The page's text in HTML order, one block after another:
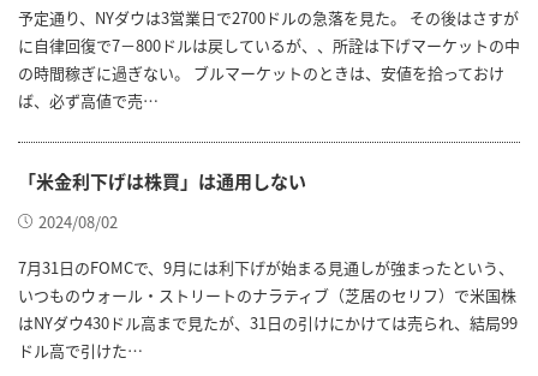
予定通り、NYダウは3営業日で2700ドルの急落を見た。 その後はさすが
に自律回復で7－800ドルは戻しているが、、所詮は下げマーケットの中
の時間稼ぎに過ぎない。 ブルマーケットのときは、安値を拾っておけ
ば、必ず高値で売…
「米金利下げは株買」は通用しない
2024/08/02
7月31日のFOMCで、9月には利下げが始まる見通しが強まったという、
いつものウォール・ストリートのナラティブ（芝居のセリフ）で米国株
はNYダウ430ドル高まで見たが、31日の引けにかけては売られ、結局99
ドル高で引けた…